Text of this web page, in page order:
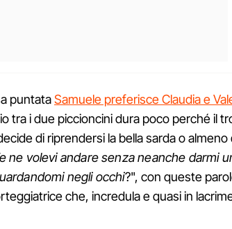
puntataSamuele preferisce Claudia e
tra i due piccioncini dura poco perché il
di riprendersi la bella sarda o almeno
ne volevi andare senza neanche darmi
negli occhi?", con queste
che, incredula e quasi in